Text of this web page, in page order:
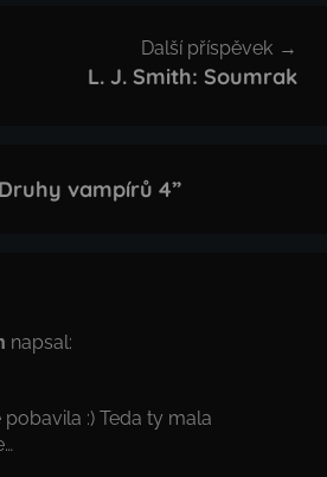
Další příspěvek
L. J. Smith: Soumrak
Druhy vampírů 4”
napsal:
:) Teda ty mala